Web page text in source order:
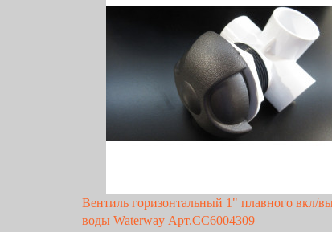
Вентиль горизонтальный 1" плавного вкл/
воды Waterway Арт.CC6004309